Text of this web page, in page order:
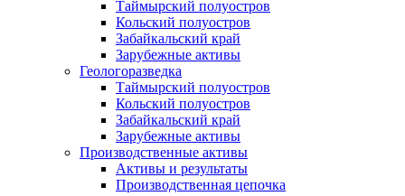
Таймырский полуостров
Кольский полуостров
Забайкальский край
Зарубежные активы
Геологоразведка
Таймырский полуостров
Кольский полуостров
Забайкальский край
Зарубежные активы
Производственные активы
Активы и результаты
Производственная цепочка